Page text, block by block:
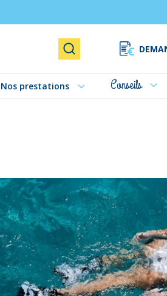
Rechercher
Nos prestations Conseils